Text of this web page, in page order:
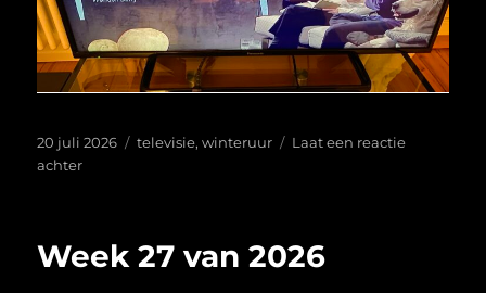
Geplaatst
op
20 juli 2026 Tags
televisie,winteruur
Laat een reactie
achterop
Provoost
Week 27 van 2026